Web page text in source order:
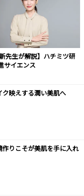
新先生が解説】ハチミツ研
サイエンス
映えする潤い美肌へ
りこそが美肌を手に入れ